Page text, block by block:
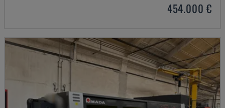
454.000 €